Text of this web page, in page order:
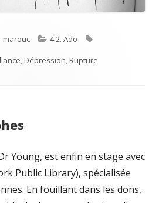
Author
marouc Categories
4.2. Ado
,Dépression,Rupture
Young, est enfin en stage avec
Public Library), spécialisée
En fouillant dans les dons,